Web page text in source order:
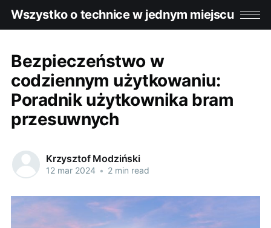
Wszystko o technice w jednym miejscu
Bezpieczeństwo w
codziennym użytkowaniu:
Poradnik użytkownika bram
przesuwnych
Krzysztof Modziński
12 mar 2024 • 2 min read